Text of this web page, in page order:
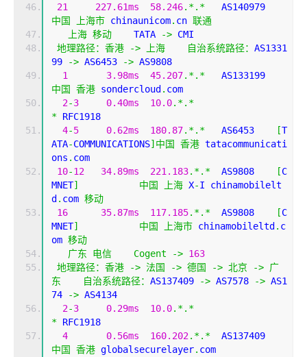
21
227.61ms 58.246.*.*
中国
上海市 chinaunicom. cn 联通
上海 移动
    TATA
-> CMI
地理路径：香港
-> 上海 自治系统路径： AS1331
99
-> AS6453 -> AS9808
1
3.98ms 45.207.*.*
中国
香港 sondercloud . com
2-3 0.40ms 10.0.*.*
* RFC1918
4-5 0.62ms 180.87.*.*
   AS6453
[T
ATA-COMMUNICATIONS]中国 香港 tatacommunicati
ons . com
10-12 34.89ms 221.183.*.*
  AS9808
[C
MNET] 中国 上海 X-I chinamobilelt
d . com 移动
16
35.87ms 117.185.*.*
  AS9808
[C
MNET] 中国 上海市 chinamobileltd . c
om 移动
广东
电信 Cogent -> 163
地理路径：香港
-> 法国 -> 德国 -> 北京 -> 广
东
自治系统路径： AS137409 -> AS7578 -> AS1
74
-> AS4134
2-3 0.29ms 10.0.*.*
* RFC1918
4
0.56ms 160.202.*.*
中国
香港 globalsecurelayer. com